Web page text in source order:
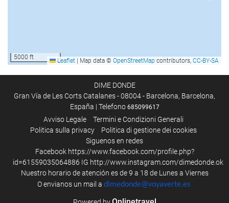
Massaggi
Accesso alla spiaggia
Tennis
Ping pong
5000 ft Leaflet | Map data © OpenStreetMap contributors, CC-BY-SA
DIME DONDE
Gran Vía de Les Corts Catalanes - 08004 - Barcelona, Barcelona,
España | Telefono 685099617
Avviso Legale
Termini e Condizioni Generali
Politica sulla privacy
Politica di gestione dei cookies
Siguenos en redes
Facebook https://www.facebook.com/profile.php?
id=61559035064886 IG http://www.instagram.com/dimedonde.ok
Nuestro horario de atención es de 9 a 18 de Lunes a Viernes
O envianos un mail a dimedonde@voyaverte.es